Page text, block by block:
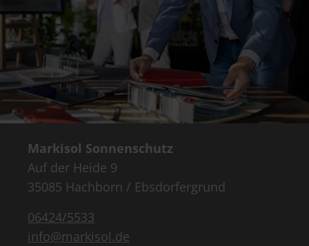
Markisol Sonnenschutz
Auf der Heide 9
35085 Hachborn / Ebsdorfergrund
06424/5533
info@markisol.de